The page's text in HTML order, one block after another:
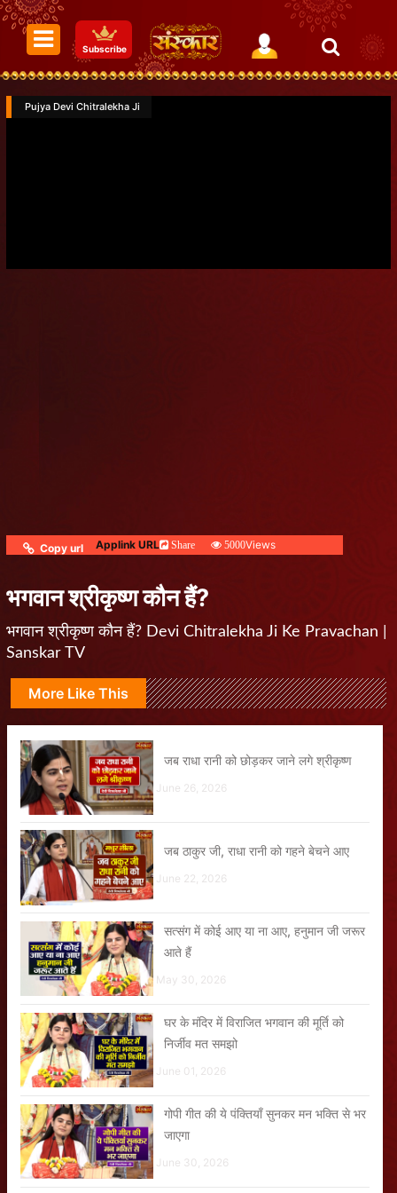
Subscribe
Pujya Devi Chitralekha Ji
Copy url Applink URL Share 5000Views
भगवान श्रीकृष्ण कौन हैं?
भगवान श्रीकृष्ण कौन हैं? Devi Chitralekha Ji Ke Pravachan |
Sanskar TV
More Like This
जब राधा रानी को छोड़कर जाने लगे श्रीकृष्ण
June 26, 2026
जब ठाकुर जी, राधा रानी को गहने बेचने आए
June 22, 2026
सत्संग में कोई आए या ना आए, हनुमान जी जरूर
आते हैं
May 30, 2026
घर के मंदिर में विराजित भगवान की मूर्ति को
निर्जीव मत समझो
June 01, 2026
गोपी गीत की ये पंक्तियाँ सुनकर मन भक्ति से भर
जाएगा
June 30, 2026